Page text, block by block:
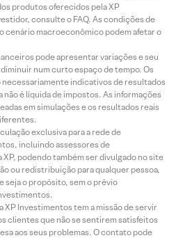
produtos oferecidos pela XP
consulte o FAQ. As condições de
cenário macroeconômico podem afetar o
pode apresentar variações e seu
num curto espaço de tempo. Os
indicativos de resultados
é líquida de impostos. As informações
em simulações e os resultados reais
exclusiva para a rede de
incluindo assessores de
podendo também ser divulgado no site
ou redistribuição para qualquer pessoa,
seja o propósito, sem o prévio
XP Investimentos tem a missão de servir
clientes que não se sentirem satisfeitos
aos seus problemas. O contato pode